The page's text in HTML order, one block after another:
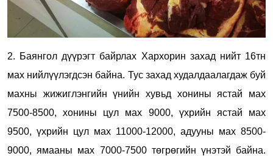
2. Баянгол дүүрэгт байрлах Хархорин захад нийт 16тн
мах нийлүүлэгдсэн байна. Тус захад худалдаалагдаж буй
махны жижиглэнгийн үнийн хувьд хонины ястай мах
7500-8500, хонины цул мах 9000, үхрийн ястай мах
9500, үхрийн цул мах 11000-12000, адууны мах 8500-
9000, ямааны мах 7000-7500 төгрөгийн үнэтэй байна.